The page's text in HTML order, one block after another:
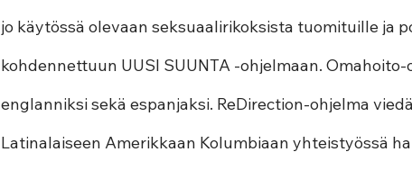
jo käytössä olevaan seksuaalirikoksista tuomituille ja
kohdennettuun UUSI SUUNTA -ohjelmaan.
englanniksi sekä espanjaksi. ReDirection-ohjelma
Latinalaiseen Amerikkaan Kolumbiaan yhteistyössä